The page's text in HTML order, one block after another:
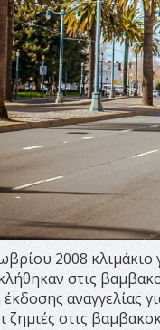
2008 κλιμάκιο
στις
αναγγελίας
ζημιές στις